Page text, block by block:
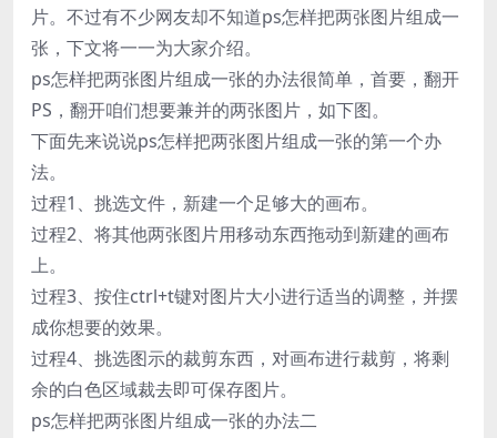
片。不过有不少网友却不知道ps怎样把两张图片组成一
张，下文将一一为大家介绍。
ps怎样把两张图片组成一张的办法很简单，首要，翻开
PS，翻开咱们想要兼并的两张图片，如下图。
下面先来说说ps怎样把两张图片组成一张的第一个办
法。
过程1、挑选文件，新建一个足够大的画布。
过程2、将其他两张图片用移动东西拖动到新建的画布
上。
过程3、按住ctrl+t键对图片大小进行适当的调整，并摆
成你想要的效果。
过程4、挑选图示的裁剪东西，对画布进行裁剪，将剩
余的白色区域裁去即可保存图片。
ps怎样把两张图片组成一张的办法二